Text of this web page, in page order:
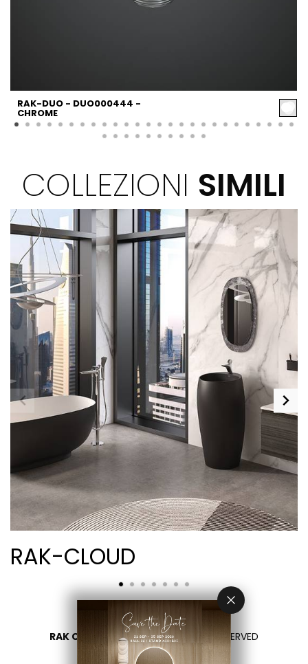
RAK-DUO - DUO000444 -
CHROME
COLLEZIONI SIMILI
RAK-CLOUD
RAK CERAMICS 2026- ALL RIGHTS RESERVED